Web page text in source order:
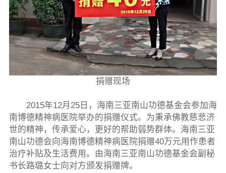
捐赠现场
2015年12月25日，海南三亚南山功德基金会参加海
南博德精神病医院举办的捐赠仪式。为秉承佛教慈悲济
世的精神，传承爱心，更好的帮助弱势群体。海南三亚
南山功德会向海南博德精神病医院捐赠40万元用作患者
治疗补贴及生活费用。由海南三亚南山功德基金会副秘
书长路璐女士向对方颁发捐赠牌。